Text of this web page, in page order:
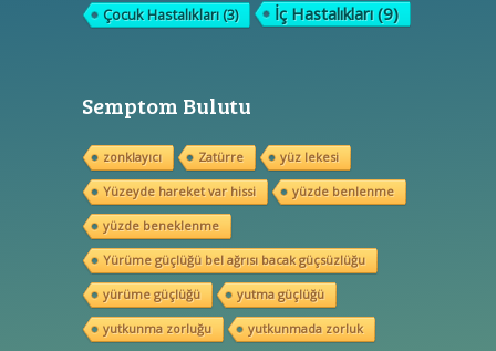
Çocuk Hastalıkları(3) İç Hastalıkları(9)
Semptom Bulutu
zonklayıcı Zatürre yüz lekesi
Yüzeyde hareket var hissi yüzde benlenme
yüzde beneklenme
Yürüme güçlüğü bel ağrısı bacak güçsüzlüğu
yürüme güçlüğü yutma güçlüğü
yutkunma zorluğu yutkunmada zorluk